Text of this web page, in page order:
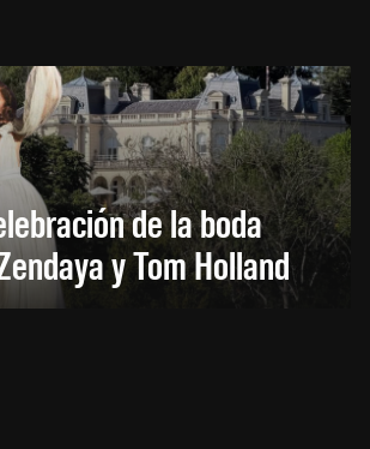
de la boda
y Tom Holland